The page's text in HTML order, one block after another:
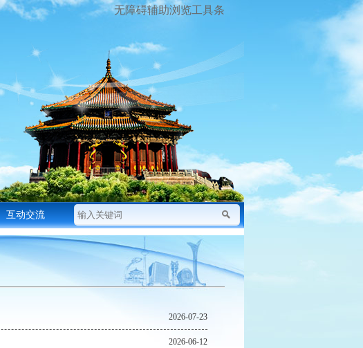
无障碍辅助浏览工具条
互动交流
2026-07-23
2026-06-12